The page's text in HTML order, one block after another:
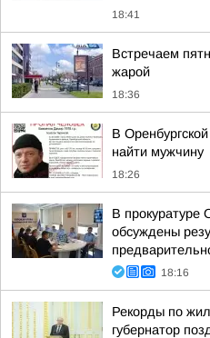
18:41
Встречаем
жарой
18:36
В
найти мужчину
18:26
В прокуратуре
обсуждены
18:16
Рекорды по
губернатор